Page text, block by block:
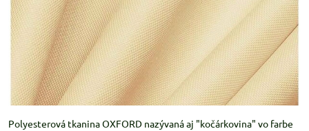
Polyesterová tkanina OXFORD nazývaná aj "kočárkovina" vo farbe